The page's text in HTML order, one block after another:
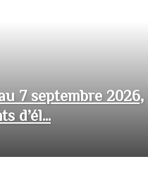
7 septembre 2026,
d’él...